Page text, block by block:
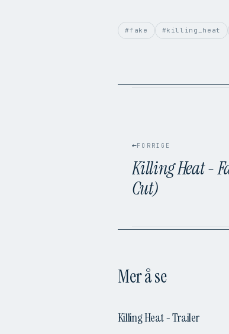
VIDEOKODEK H.264
LYDKODEK
#fake #killing_heat
←FORRIGE
Killing Heat -
Cut)
Mer å se
Killing Heat - Trailer